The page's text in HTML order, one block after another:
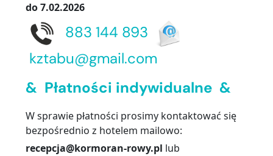
do 7.02.2026
883 144 893
kztabu@gmail.com
& Płatności indywidualne &
W sprawie płatności prosimy kontaktować się
bezpośrednio z hotelem mailowo:
recepcja@kormoran-rowy.pl lub